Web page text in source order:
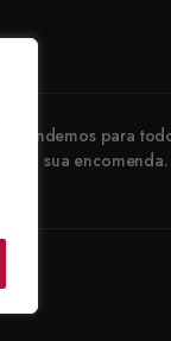
revendemos para
a sua